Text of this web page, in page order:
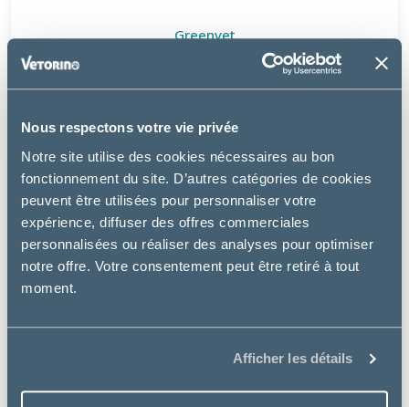
Nous respectons votre vie privée
Notre site utilise des cookies nécessaires au bon
fonctionnement du site. D’autres catégories de cookies
peuvent être utilisées pour personnaliser votre
expérience, diffuser des offres commerciales
personnalisées ou réaliser des analyses pour optimiser
notre offre. Votre consentement peut être retiré à tout
moment.
Afficher les détails
Greenvet